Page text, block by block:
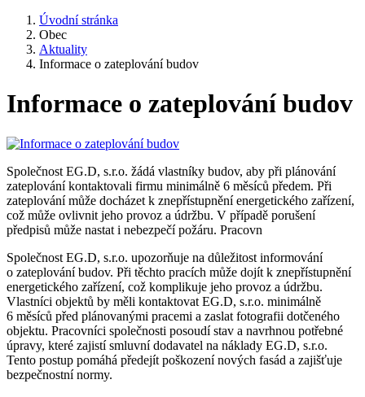
Úvodní stránka
Obec
Aktuality
Informace o zateplování budov
Informace o zateplování budov
Společnost EG.D, s.r.o. žádá vlastníky budov, aby při plánování
zateplování kontaktovali firmu minimálně 6 měsíců předem. Při
zateplování může docházet k znepřístupnění energetického zařízení,
což může ovlivnit jeho provoz a údržbu. V případě porušení
předpisů může nastat i nebezpečí požáru. Pracovn
Společnost EG.D, s.r.o. upozorňuje na důležitost informování
o zateplování budov. Při těchto pracích může dojít k znepřístupnění
energetického zařízení, což komplikuje jeho provoz a údržbu.
Vlastníci objektů by měli kontaktovat EG.D, s.r.o. minimálně
6 měsíců před plánovanými pracemi a zaslat fotografii dotčeného
objektu. Pracovníci společnosti posoudí stav a navrhnou potřebné
úpravy, které zajistí smluvní dodavatel na náklady EG.D, s.r.o.
Tento postup pomáhá předejít poškození nových fasád a zajišťuje
bezpečnostní normy.